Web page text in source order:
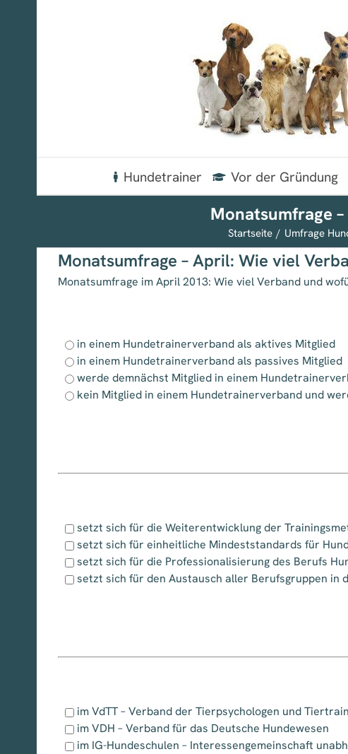
Hundetrainer Vor der Gründung
Monatsumfrage
Startseite Umfrage
Monatsumfrage – April: Wie viel
Monatsumfrage im April 2013: Wie viel Verband und
in einem Hundetrainerverband als aktives Mitglied
in einem Hundetrainerverband als passives Mitglied
werde demnächst Mitglied in einem
kein Mitglied in einem Hundetrainerverband und
setzt sich für die Weiterentwicklung der
setzt sich für einheitliche Mindeststandards für
setzt sich für die Professionalisierung des Berufs
setzt sich für den Austausch aller Berufsgruppen in
im VdTT – Verband der Tierpsychologen und
im VDH – Verband für das Deutsche Hundewesen
im IG-Hundeschulen – Interessengemeinschaft